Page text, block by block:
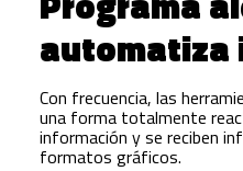
automatiza
Con frecuencia, las
una forma totalmente
información y se reciben
formatos gráficos.